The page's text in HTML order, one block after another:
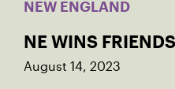
NEW ENGLAND
NE WINS
August 14, 2023